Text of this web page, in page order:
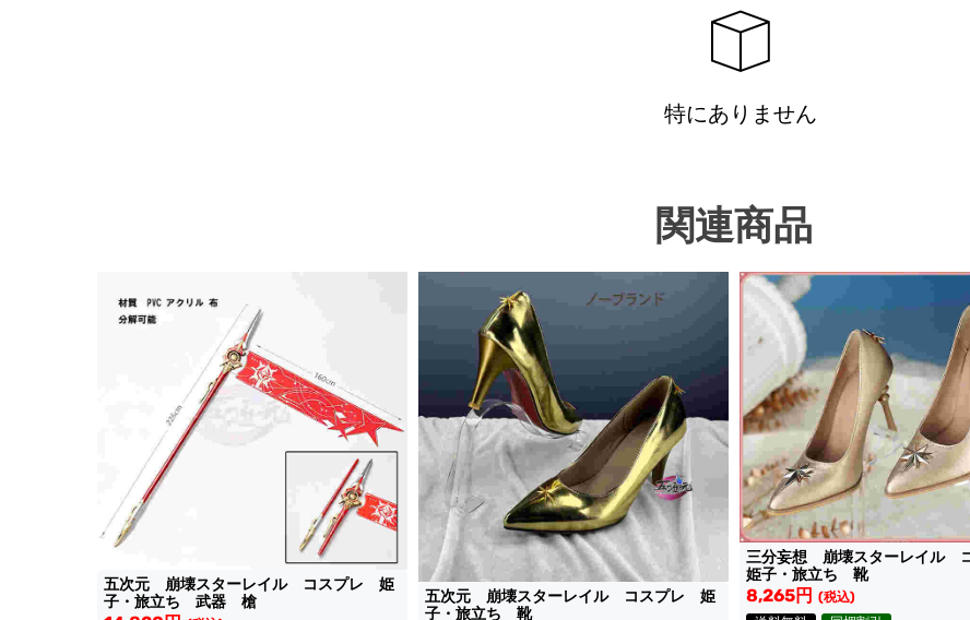
特にありません
関連商品
五次元 崩壊スターレイル コスプレ 姫
子・旅立ち 武器 槍
五次元 崩壊スターレイル コスプレ 姫
子・旅立ち 靴
三分妄想 崩壊スターレイル
姫子・旅立ち 靴
8,265円 (税込)